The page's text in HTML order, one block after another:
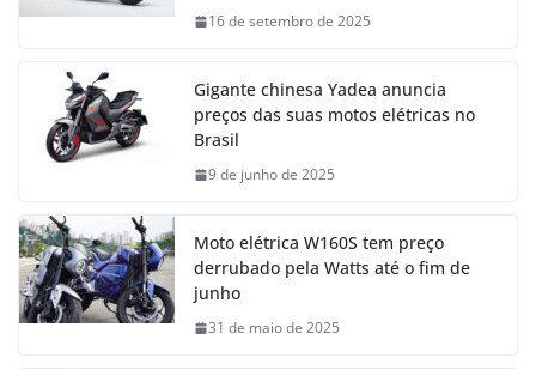
16 de setembro de 2025
Gigante chinesa Yadea anuncia
preços das suas motos elétricas no
Brasil
9 de junho de 2025
Moto elétrica W160S tem preço
derrubado pela Watts até o fim de
junho
31 de maio de 2025